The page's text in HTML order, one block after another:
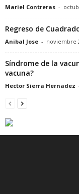
Mariel Contreras -
Regreso de
Anibal Jose - noviembre
Síndrome de la
vacuna?
Hector Sierra Hernadez